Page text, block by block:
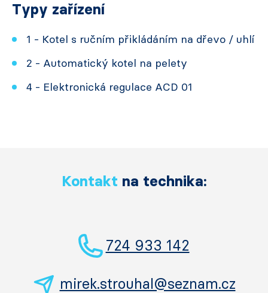
Typy zařízení
1 - Kotel s ručním přikládáním na dřevo / uhlí
2 - Automatický kotel na pelety
4 - Elektronická regulace ACD 01
Kontakt na technika:
724 933 142
mirek.strouhal@seznam.cz